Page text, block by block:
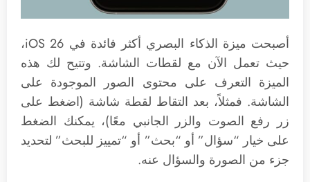
أصبحت ميزة الذكاء البصري أكثر فائدة في iOS 26،
حيث تعمل الآن مع لقطات الشاشة. وتتيح لك هذه
الميزة التعرف على محتوى الصور الموجودة على
الشاشة. فمثلاً، بعد التقاط لقطة شاشة (اضغط على
زر رفع الصوت والزر الجانبي معًا)، يمكنك الضغط
على خيار “سؤال” أو “بحث” أو “تمييز للبحث” لتحديد
جزء من الصورة والسؤال عنه.